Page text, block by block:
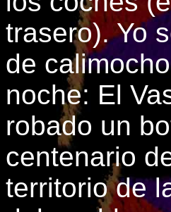
trasero). Yo
de
noche: El
robado un
centenario
territorio de